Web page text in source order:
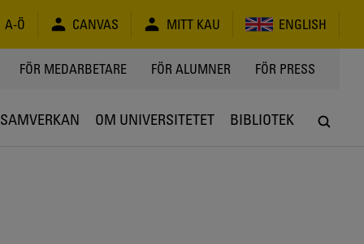
A-Ö CANVAS MITT KAU ENGLISH
FÖR MEDARBETARE FÖR ALUMNER FÖR PRESS
SAMVERKAN OM UNIVERSITETET BIBLIOTEK